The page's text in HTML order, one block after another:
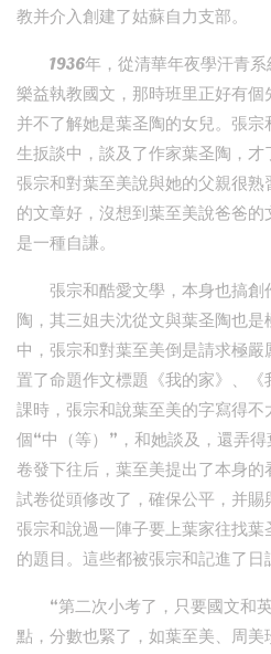
教并介入創建了姑蘇自力支部。
1936年，從清華年夜學汗青
樂益執教國文，那時班里正好有
并不了解她是葉圣陶的女兒。張
生扳談中，談及了作家葉圣陶，才
張宗和對葉至美說與她的父親很
的文章好，沒想到葉至美說爸爸
是一種自謙。
張宗和酷愛文學，本身也搞
陶，其三姐夫沈從文與葉圣陶也
中，張宗和對葉至美倒是請求極
置了命題作文標題《我的家》、
課時，張宗和說葉至美的字寫得
個“中（等）”，和她談及，還弄
卷發下往后，葉至美提出了本身
試卷從頭修改了，確保公平，并賜
張宗和說過一陣子要上葉家往找
的題目。這些都被張宗和記進了日
“第二次小考了，只要國文和
點，分數也緊了，如葉至美、周美